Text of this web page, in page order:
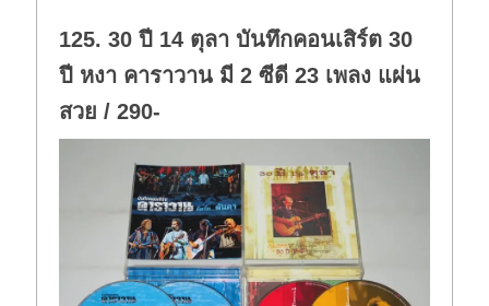
125. 30 ปี 14 ตุลา บันทึกคอนเสิร์ต 30
ปี หงา คาราวาน มี 2 ซีดี 23 เพลง แผ่น
สวย / 290-